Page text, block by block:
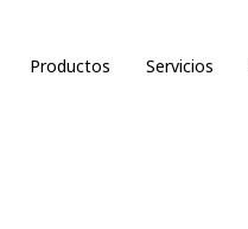
Productos Servicios